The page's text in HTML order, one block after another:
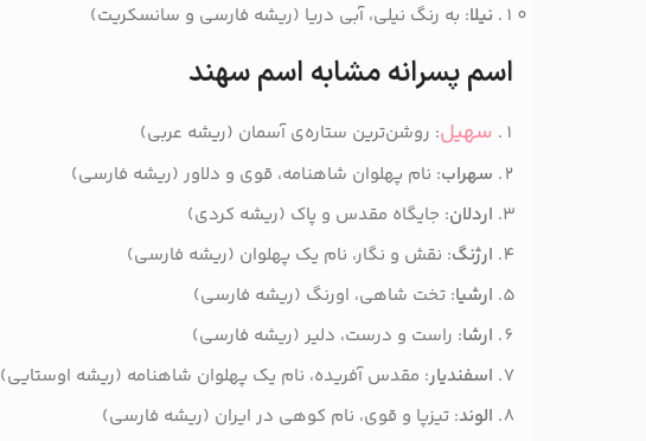
نیلا: به رنگ نیلی، آبی دریا (ریشه فارسی و سانسکریت)
اسم پسرانه مشابه اسم سهند
سهیل: روشن‌ترین ستاره‌ی آسمان (ریشه عربی)
سهراب: نام پهلوان شاهنامه، قوی و دلاور (ریشه فارسی)
اردلان: جایگاه مقدس و پاک (ریشه کردی)
ارژنگ: نقش و نگار، نام یک پهلوان (ریشه فارسی)
ارشیا: تخت شاهی، اورنگ (ریشه فارسی)
ارشا: راست و درست، دلیر (ریشه فارسی)
اسفندیار: مقدس آفریده، نام یک پهلوان شاهنامه (ریشه اوستایی)
الوند: تیزپا و قوی، نام کوهی در ایران (ریشه فارسی)